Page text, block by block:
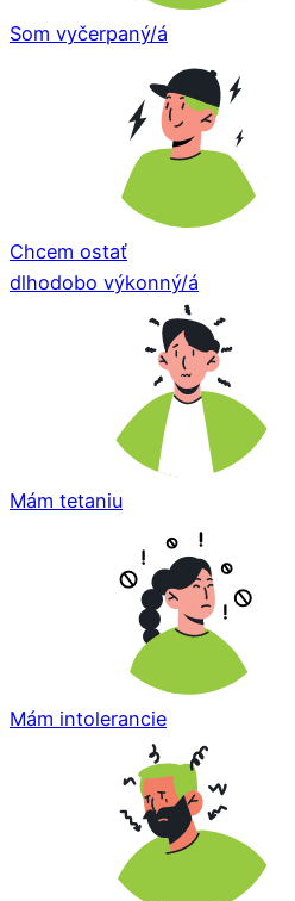
Som vyčerpaný/á
Chcem ostať
dlhodobo výkonný/á
Mám tetaniu
Mám intolerancie